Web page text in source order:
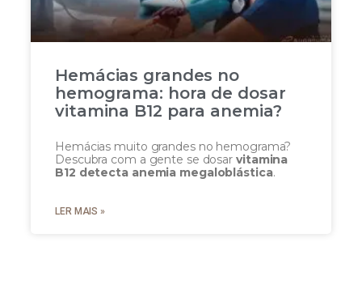
Hemácias grandes no
hemograma: hora de dosar
vitamina B12 para anemia?
Hemácias muito grandes no hemograma?
Descubra com a gente se dosar vitamina
B12 detecta anemia megaloblástica.
LER MAIS »